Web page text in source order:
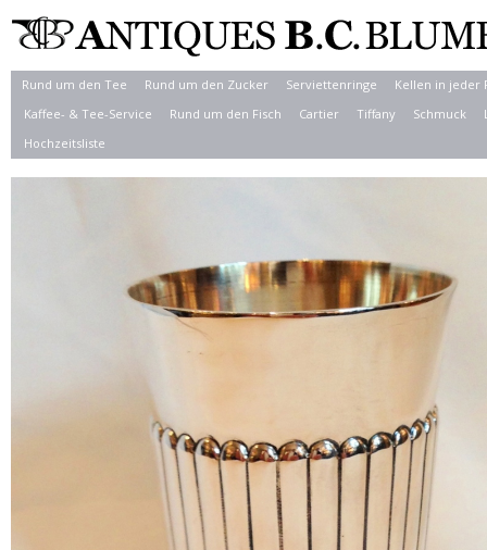
Rund um den Tee Rund um den Zucker Serviettenringe
Kellen in jeder
Kaffee- & Tee-Service
Rund um den Fisch Cartier Tiffany Schmuck
Hochzeitsliste